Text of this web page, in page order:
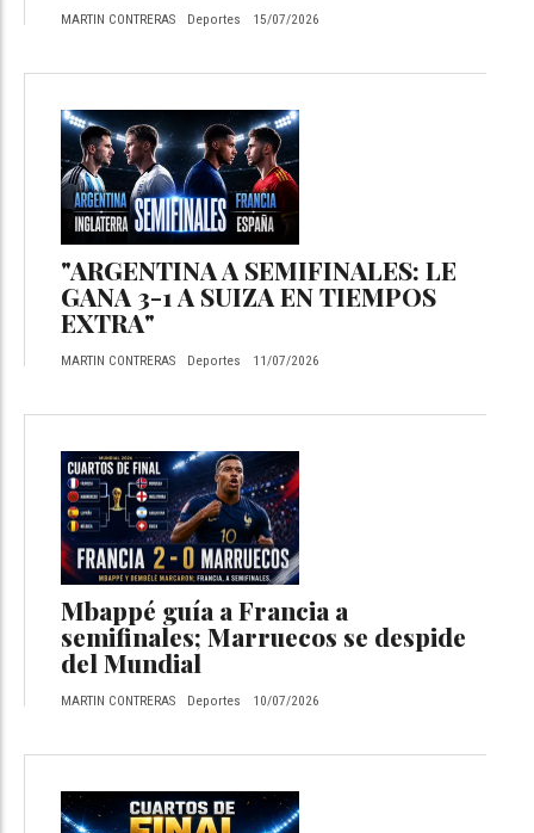
MARTIN CONTRERAS Deportes 15/07/2026
"ARGENTINA A SEMIFINALES: LE
GANA 3-1 A SUIZA EN TIEMPOS
EXTRA"
MARTIN CONTRERAS Deportes 11/07/2026
Mbappé guía a Francia a
semifinales; Marruecos se despide
del Mundial
MARTIN CONTRERAS Deportes 10/07/2026